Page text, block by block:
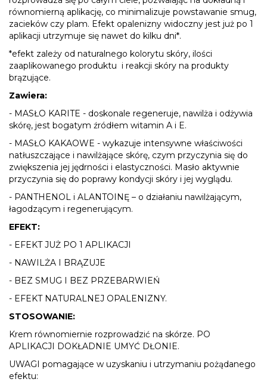
równomierną aplikację, co minimalizuje powstawanie smug,
zacieków czy plam. Efekt opalenizny widoczny jest już po 1
aplikacji utrzymuje się nawet do kilku dni*.
*efekt zależy od naturalnego kolorytu skóry, ilości
zaaplikowanego produktu i reakcji skóry na produkty
brązujące.
Zawiera:
- MASŁO KARITE - doskonale regeneruje, nawilża i odżywia
skórę, jest bogatym źródłem witamin A i E.
- MASŁO KAKAOWE - wykazuje intensywne właściwości
natłuszczające i nawilżające skórę, czym przyczynia się do
zwiększenia jej jędrności i elastyczności. Masło aktywnie
przyczynia się do poprawy kondycji skóry i jej wyglądu.
- PANTHENOL i ALANTOINĘ – o działaniu nawilżającym,
łagodzącym i regenerującym.
EFEKT:
- EFEKT JUŻ PO 1 APLIKACJI
- NAWILŻA I BRĄZUJE
- BEZ SMUG I BEZ PRZEBARWIEŃ
- EFEKT NATURALNEJ OPALENIZNY.
STOSOWANIE:
Krem równomiernie rozprowadzić na skórze. PO
APLIKACJI DOKŁADNIE UMYĆ DŁONIE.
UWAGI pomagające w uzyskaniu i utrzymaniu pożądanego
efektu: